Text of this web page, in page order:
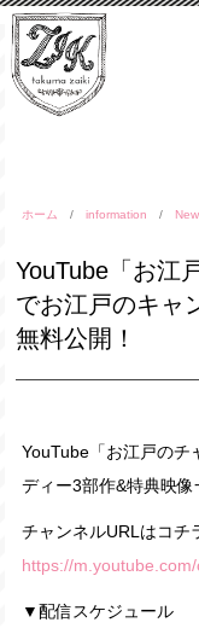
ホーム / information /
YouTube「お江
でお江戸のキャ
無料公開！
YouTube「お江戸のチ
ディー3部作&特典映像
チャンネルURLはコチ
https://
▼配信スケジュール